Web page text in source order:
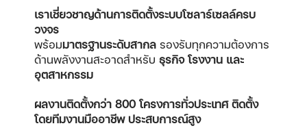
เราเชี่ยวชาญด้านการติดตั้งระบบโซลาร์เซลล์ครบ
วงจร
พร้อมมาตรฐานระดับสากล รองรับทุกความต้องการ
ด้านพลังงานสะอาดสำหรับ ธุรกิจ โรงงาน และ
อุตสาหกรรม
ผลงานติดตั้งกว่า 800 โครงการทั่วประเทศติดตั้ง
โดยทีมงานมืออาชีพ ประสบการณ์สูง